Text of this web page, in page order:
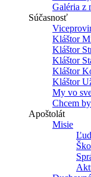
Galéria z
Súčasnosť
Kláštor
Kláštor
Kláštor
Kláštor
Kláštor
My vo
Chcem
Apoštolát
Misie